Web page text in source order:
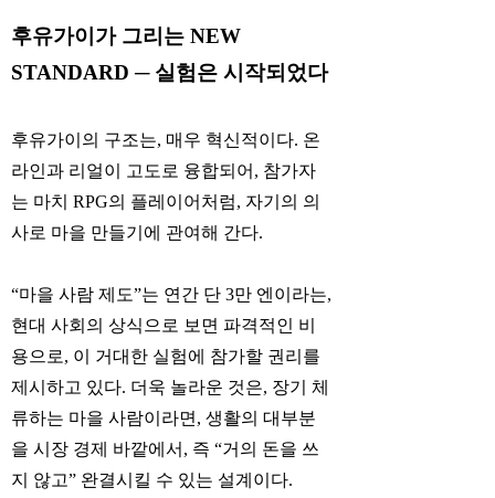
후유가이가 그리는 NEW
STANDARD ─ 실험은 시작되었다
후유가이의 구조는, 매우 혁신적이다. 온
라인과 리얼이 고도로 융합되어, 참가자
는 마치 RPG의 플레이어처럼, 자기의 의
사로 마을 만들기에 관여해 간다.
“마을 사람 제도”는 연간 단 3만 엔이라는,
현대 사회의 상식으로 보면 파격적인 비
용으로, 이 거대한 실험에 참가할 권리를
제시하고 있다. 더욱 놀라운 것은, 장기 체
류하는 마을 사람이라면, 생활의 대부분
을 시장 경제 바깥에서, 즉 “거의 돈을 쓰
지 않고” 완결시킬 수 있는 설계이다.